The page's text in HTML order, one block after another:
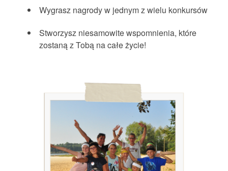
Wygrasz nagrody w jednym z wielu konkursów
Stworzysz niesamowite wspomnienia, które
zostaną z Tobą na całe życie!